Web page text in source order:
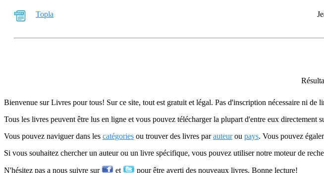
Topla
Bienvenue sur Livres pour tous! Sur ce site, tout est gratuit et légal. Pas d'inscription nécessaire ni de
Tous les livres peuvent être lus en ligne et vous pouvez télécharger la plupart d'entre eux directement
Vous pouvez naviguer dans les catégories ou trouver des livres parauteurou pays. Vous pouvez
Si vous souhaitez chercher un auteur ou un livre spécifique, vous pouvez utiliser notre moteur de
N'hésitez pas a nous suivre sur et pour être averti des nouveaux livres. Bonne lecture!